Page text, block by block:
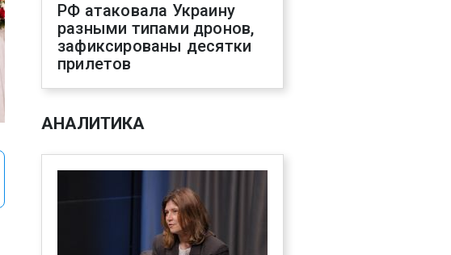
РФ атаковала Украину
разными типами дронов,
зафиксированы десятки
прилетов
АНАЛИТИКА